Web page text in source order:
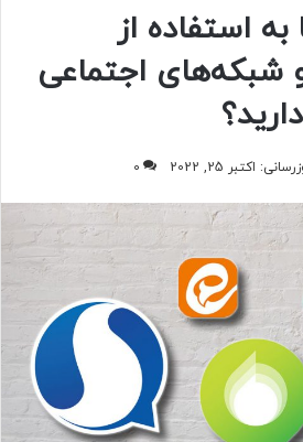
استفاده از
شبکه‌های اجتماعی
اکتبر 25, 2022 0